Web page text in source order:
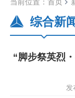
当前位置： 首页
综合新
“脚步祭英烈
发